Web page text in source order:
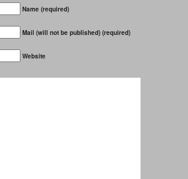
Name (required)
Mail (will not be published) (required)
Website